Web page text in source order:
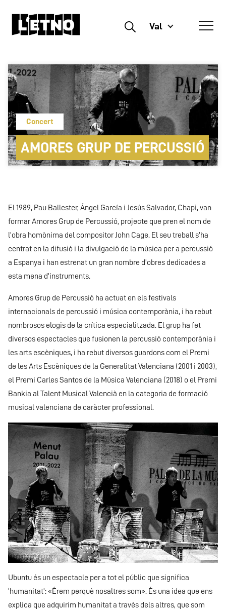
Buscar Val
Concert
AMORES GRUP DE PERCUSSIÓ
El 1989, Pau Ballester, Ángel García i Jesús Salvador, Chapi, van
formar Amores Grup de Percussió, projecte que pren el nom de
l’obra homònima del compositor John Cage. El seu treball s’ha
centrat en la difusió i la divulgació de la música per a percussió
a Espanya i han estrenat un gran nombre d’obres dedicades a
esta mena d’instruments.
Amores Grup de Percussió ha actuat en els festivals
internacionals de percussió i música contemporània, i ha rebut
nombrosos elogis de la crítica especialitzada. El grup ha fet
diversos espectacles que fusionen la percussió contemporània i
les arts escèniques, i ha rebut diversos guardons com el Premi
de les Arts Escèniques de la Generalitat Valenciana (2001 i 2003),
el Premi Carles Santos de la Música Valenciana (2018) o el Premi
Bankia al Talent Musical Valencià en la categoria de formació
musical valenciana de caràcter professional.
Ubuntu és un espectacle per a tot el públic que significa
‘humanitat’: «Érem perquè nosaltres som». És una idea que ens
explica que adquirim humanitat a través dels altres, que som